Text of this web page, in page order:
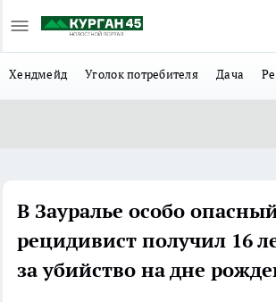
Хендмейд Уголок потребителя Дача
В Зауралье особо
рецидивист получил 16
за убийство на дне